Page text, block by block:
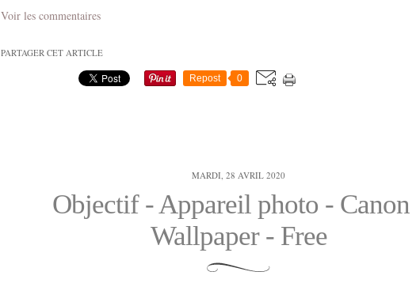
Voir les commentaires
PARTAGER CET ARTICLE
Repost 0
MARDI, 28 AVRIL 2020
Objectif - Appareil photo - Canon
Wallpaper - Free